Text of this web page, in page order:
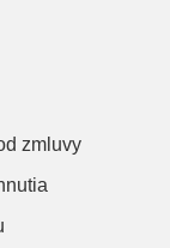
zmluvy